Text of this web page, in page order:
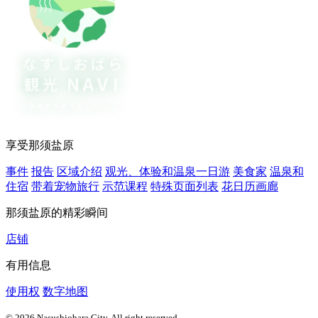
享受那须盐原
事件 报告 区域介绍 观光、体验和温泉一日游 美食家 温泉和
住宿 带着宠物旅行 示范课程 特殊页面列表 花日历画廊
那须盐原的精彩瞬间
店铺
有用信息
使用权 数字地图